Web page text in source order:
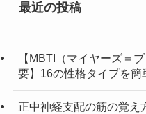
最近の投稿
【MBTI（マイヤーズ＝
要】16の性格タイプを簡
正中神経支配の筋の覚え